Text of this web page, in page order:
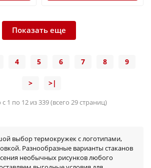
Показать еще
4 5 6 7 8 9
> >|
1 по 12 из 339 (всего 29 страниц)
выбор термокружек с логотипами,
Разнообразные варианты стаканов
необычных рисунков любого